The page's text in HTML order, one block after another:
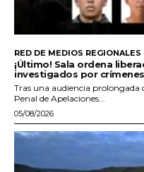
RED DE MEDIOS REGIONALES
¡Último! Sala ordena
investigados por
Tras una audiencia prolongada
Penal de Apelaciones...
05/08/2026